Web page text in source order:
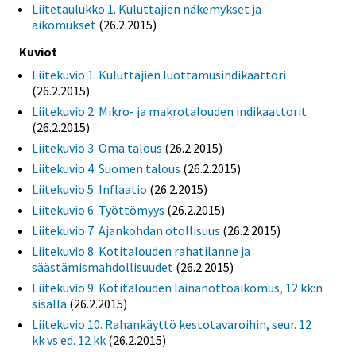
Liitetaulukko 1. Kuluttajien näkemykset ja
aikomukset (26.2.2015)
Kuviot
Liitekuvio 1. Kuluttajien luottamusindikaattori
(26.2.2015)
Liitekuvio 2. Mikro- ja makrotalouden indikaattorit
(26.2.2015)
Liitekuvio 3. Oma talous (26.2.2015)
Liitekuvio 4. Suomen talous (26.2.2015)
Liitekuvio 5. Inflaatio (26.2.2015)
Liitekuvio 6. Työttömyys (26.2.2015)
Liitekuvio 7. Ajankohdan otollisuus (26.2.2015)
Liitekuvio 8. Kotitalouden rahatilanne ja
säästämismahdollisuudet (26.2.2015)
Liitekuvio 9. Kotitalouden lainanottoaikomus, 12 kk:n
sisällä (26.2.2015)
Liitekuvio 10. Rahankäyttö kestotavaroihin, seur. 12
kk vs ed. 12 kk (26.2.2015)